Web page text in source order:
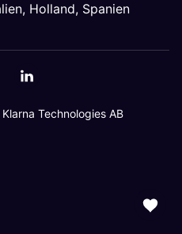
, Holland, Spanien
Technologies AB